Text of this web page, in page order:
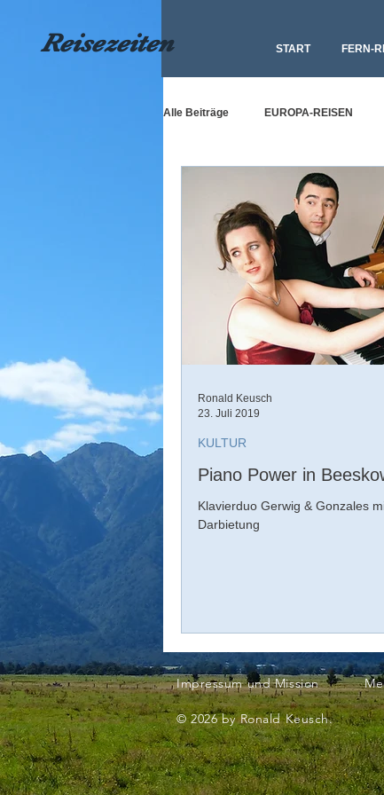
Reisezeiten START FERN-
Alle Beiträge EUROPA-REISEN
Piano Power in
Klavierduo Gerwig & Gonzales
Darbietung
KULTUR
Ronald Keusch
23. Juli 2019
Impressum und Mission
© 2026 by Ronald Keusch.